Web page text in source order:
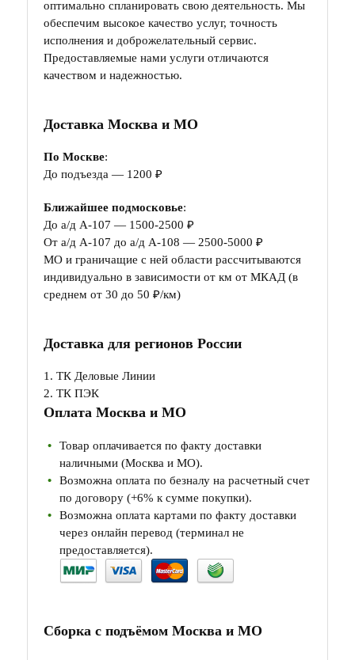
оптимально спланировать свою деятельность. Мы
обеспечим высокое качество услуг, точность
исполнения и доброжелательный сервис.
Предоставляемые нами услуги отличаются
качеством и надежностью.
Доставка Москва и МО
По Москве:
До подъезда — 1200 ₽
Ближайшее подмосковье:
До а/д А-107 — 1500-2500 ₽
От а/д А-107 до а/д А-108 — 2500-5000 ₽
МО и граничащие с ней области рассчитываются
индивидуально в зависимости от км от МКАД (в
среднем от 30 до 50 ₽/км)
Доставка для регионов России
1. ТК Деловые Линии
2. ТК ПЭК
Оплата Москва и МО
Товар оплачивается по факту доставки
наличными (Москва и МО).
Возможна оплата по безналу на расчетный счет
по договору (+6% к сумме покупки).
Возможна оплата картами по факту доставки
через онлайн перевод (терминал не
предоставляется).
Сборка с подъёмом Москва и МО